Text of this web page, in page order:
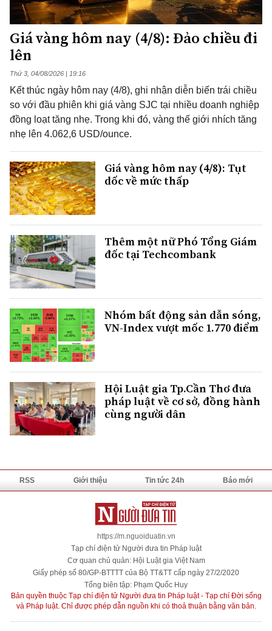
Giá vàng hôm nay (4/8): Đảo chiều đi
lên
Thứ 3, 04/08/2026 | 19:16
Kết thúc ngày hôm nay (4/8), ghi nhận diễn biến trái chiều
so với đầu phiên khi giá vàng SJC tại nhiều doanh nghiệp
đồng loạt tăng nhẹ. Trong khi đó, vàng thế giới nhích tăng
nhẹ lên 4.062,6 USD/ounce.
Giá vàng hôm nay (4/8): Tụt
dốc về mức thấp
Thêm một nữ Phó Tổng Giám
đốc tại Techcombank
Nhóm bất động sản dẫn sóng,
VN-Index vượt mốc 1.770 điểm
Hội Luật gia Tp.Cần Thơ đưa
pháp luật về cơ sở, đồng hành
cùng người dân
RSS Giới thiệu Tin tức 24h Báo mới
https://m.nguoiduatin.vn
Tạp chí điện tử Người đưa tin Pháp luật
Cơ quan chủ quản: Hội Luật gia Việt Nam
Giấy phép số 80/GP-BTTTT của Bộ TT&TT cấp ngày 27/2/2020
Tổng biên tập: Phạm Quốc Huy
Bản quyền thuộc Tạp chí điện tử Người đưa tin Pháp luật - Tạp chí Đời sống
và Pháp luật. Chỉ được phép dẫn nguồn khi có thoả thuận bằng văn bản.